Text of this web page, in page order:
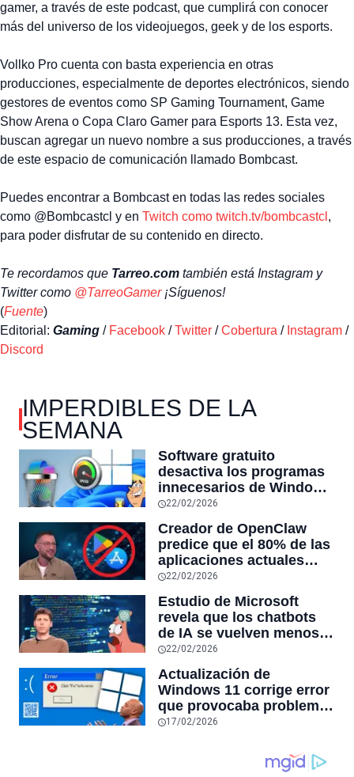
gamer, a través de este podcast, que cumplirá con conocer
más del universo de los videojuegos, geek y de los esports.
Vollko Pro cuenta con basta experiencia en otras
producciones, especialmente de deportes electrónicos, siendo
gestores de eventos como SP Gaming Tournament, Game
Show Arena o Copa Claro Gamer para Esports 13. Esta vez,
buscan agregar un nuevo nombre a sus producciones, a través
de este espacio de comunicación llamado Bombcast.
Puedes encontrar a Bombcast en todas las redes sociales
como @Bombcastcl y en Twitch como twitch.tv/bombcastcl ,
para poder disfrutar de su contenido en directo.
Te recordamos que Tarreo.com también está Instagram y
Twitter como @TarreoGamer¡Síguenos!
(Fuente)
Editorial: Gaming / Facebook /Twitter /Cobertura / Instagram /
Discord
IMPERDIBLES DE LA
SEMANA
Software gratuito
desactiva los programas
innecesarios de Windows
11 y optimiza el PC,
reduciendo el uso de la
RAM y mucho más
22/02/2026
Creador de OpenClaw
predice que el 80% de las
aplicaciones actuales
desaparecerán en el
futuro: “Solo sobrevivirán
las aplicaciones con
sensores únicos o
conexiones especiales a
hardware
22/02/2026
Estudio de Microsoft
revela que los chatbots
de IA se vuelven menos
confiables mientras más
tiempo hablas con ellos:
la falta de confiabilidad
sube un 112%
22/02/2026
Actualización de
Windows 11 corrige error
que provocaba problemas
al jugar en PC: los
producían desde 2023
17/02/2026